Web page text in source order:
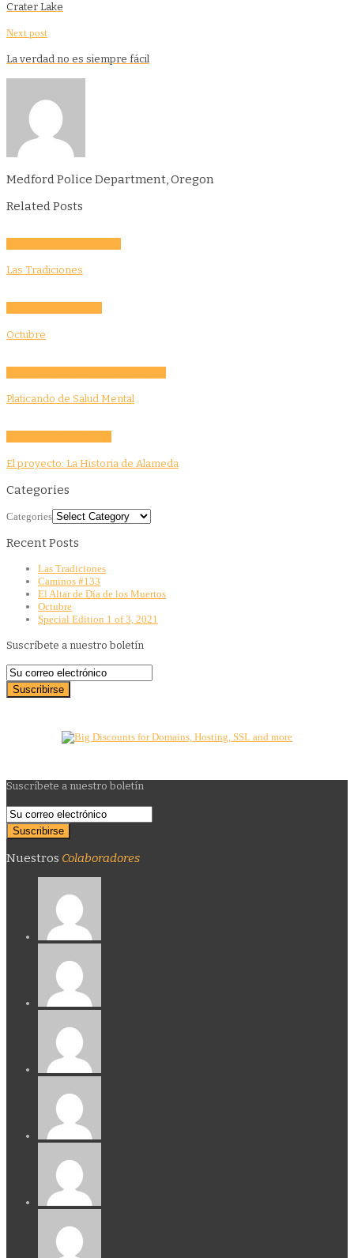
Crater Lake
Next post
La verdad no es siempre fácil
Medford Police Department, Oregon
Related Posts
Las Tradiciones
Octubre
Platicando de Salud Mental
El proyecto: La Historia de Alameda
Categories
Categories
Recent Posts
Las Tradiciones
Caminos #133
El Altar de Día de los Muertos
Octubre
Special Edition 1 of 3, 2021
Suscríbete a nuestro boletín
Suscríbete a nuestro boletín
Nuestros Colaboradores